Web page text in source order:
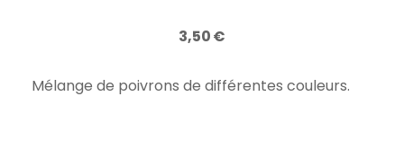
3,50€
Mélange de poivrons de différentes couleurs.